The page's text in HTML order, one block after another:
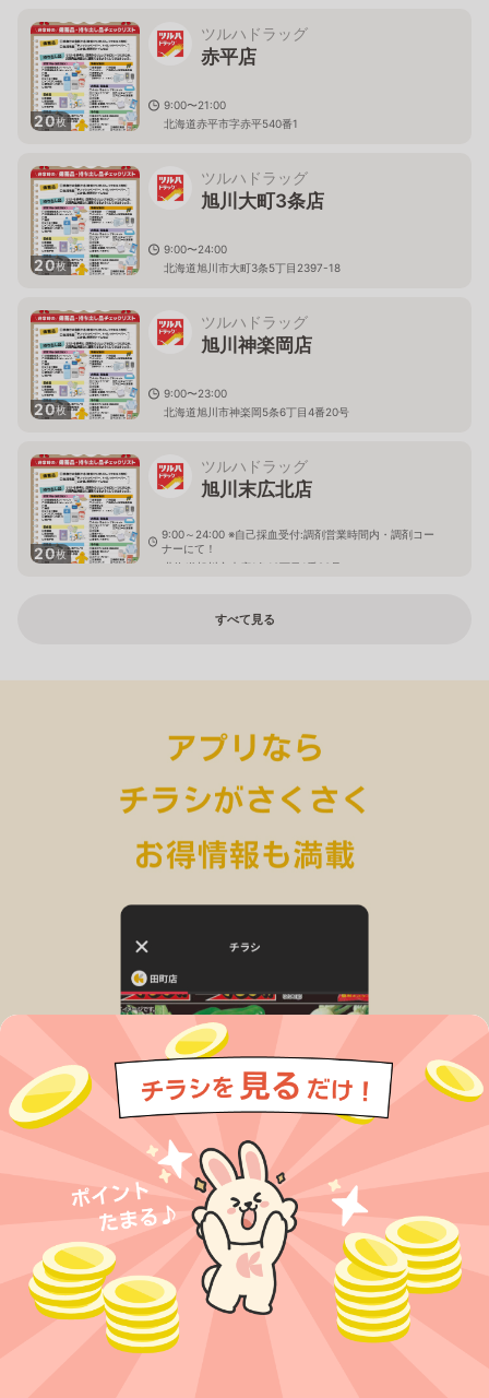
20枚
ツルハドラッグ
赤平店
9:00〜21:00
北海道赤平市字赤平540番1
20枚
ツルハドラッグ
旭川大町3条店
9:00〜24:00
北海道旭川市大町3条5丁目2397-18
20枚
ツルハドラッグ
旭川神楽岡店
9:00〜23:00
北海道旭川市神楽岡5条6丁目4番20号
20枚
ツルハドラッグ
旭川末広北店
9:00～24:00 ※自己採血受付:調剤営業時間内・調剤コー
ナーにて！
北海道旭川市末広1条10丁目1番20号
すべて見る